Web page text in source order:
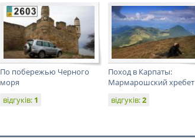
По побережью Черного
моря
відгуків: 1
Поход в Карпаты:
Мармарошский хребет
відгуків:2